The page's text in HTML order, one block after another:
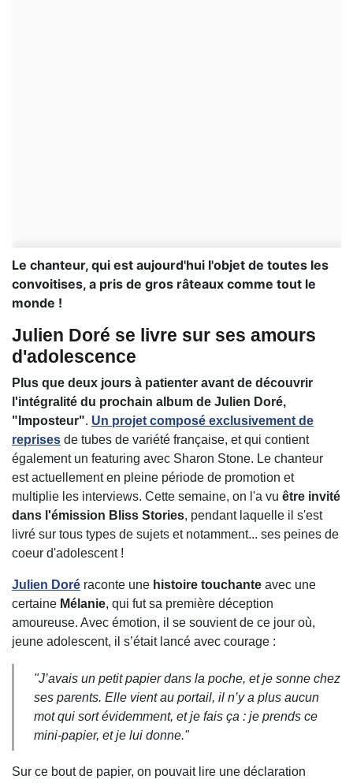
Le chanteur, qui est aujourd'hui l'objet de toutes les
convoitises, a pris de gros râteaux comme tout le
monde !
Julien Doré se livre sur ses amours
d'adolescence
Plus que deux jours à patienter avant de découvrir
l'intégralité du prochain album de Julien Doré,
"Imposteur". Un projet composé exclusivement de
reprises de tubes de variété française, et qui contient
également un featuring avec Sharon Stone. Le chanteur
est actuellement en pleine période de promotion et
multiplie les interviews. Cette semaine, on l'a vu être invité
dans l'émission Bliss Stories, pendant laquelle il s'est
livré sur tous types de sujets et notamment... ses peines de
coeur d'adolescent !
Julien Doré raconte une histoire touchante avec une
certaine Mélanie, qui fut sa première déception
amoureuse. Avec émotion, il se souvient de ce jour où,
jeune adolescent, il s’était lancé avec courage :
"J’avais un petit papier dans la poche, et je sonne chez
ses parents. Elle vient au portail, il n’y a plus aucun
mot qui sort évidemment, et je fais ça : je prends ce
mini-papier, et je lui donne."
Sur ce bout de papier, on pouvait lire une déclaration